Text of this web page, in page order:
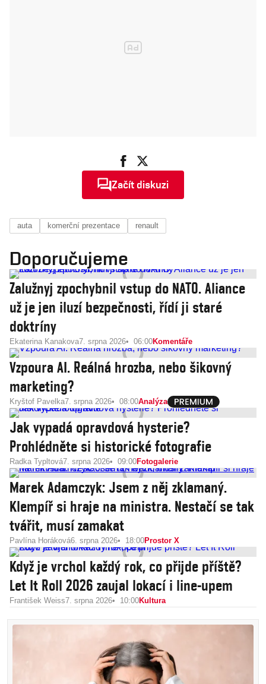
Začít diskuzi
auta komerční prezentace renault
Doporučujeme
Zalužnyj zpochybnil vstup do NATO. Aliance
už je jen iluzí bezpečnosti, řídí ji staré
doktríny
Ekaterina Kanakova7. srpna 2026 06:00Komentáře
Vzpoura AI. Reálná hrozba, nebo šikovný
marketing?
Kryštof Pavelka7. srpna 2026 08:00Analýza
Jak vypadá opravdová hysterie?
Prohlédněte si historické fotografie
Radka Typltová7. srpna 2026 09:00Fotogalerie
Marek Adamczyk: Jsem z něj zklamaný.
Klempíř si hraje na ministra. Nestačí se tak
tvářit, musí zamakat
Pavlína Horáková6. srpna 2026 18:00Prostor X
Když je vrchol každý rok, co přijde příště?
Let It Roll 2026 zaujal lokací i line-upem
František Weiss7. srpna 2026 10:00Kultura